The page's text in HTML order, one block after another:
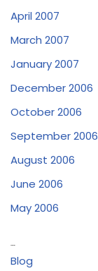
April 2007
March 2007
January 2007
December 2006
October 2006
September 2006
August 2006
June 2006
May 2006
Blog